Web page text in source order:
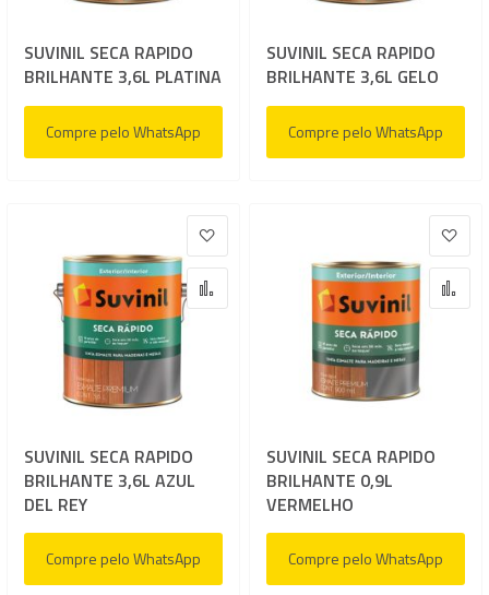
SUVINIL SECA RAPIDO
BRILHANTE 3,6L PLATINA
Compre pelo WhatsApp
SUVINIL SECA RAPIDO
BRILHANTE 3,6L GELO
Compre pelo WhatsApp
SUVINIL SECA RAPIDO
BRILHANTE 3,6L AZUL
DEL REY
Compre pelo WhatsApp
Adicionar à lista de desejos
Adicionar para Comparar
SUVINIL SECA RAPIDO
BRILHANTE 0,9L
VERMELHO
Compre pelo WhatsApp